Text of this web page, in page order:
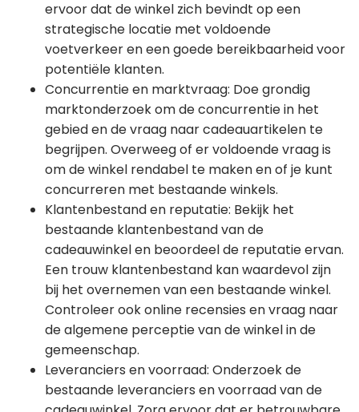
ervoor dat de winkel zich bevindt op een
strategische locatie met voldoende
voetverkeer en een goede bereikbaarheid voor
potentiële klanten.
Concurrentie en marktvraag: Doe grondig
marktonderzoek om de concurrentie in het
gebied en de vraag naar cadeauartikelen te
begrijpen. Overweeg of er voldoende vraag is
om de winkel rendabel te maken en of je kunt
concurreren met bestaande winkels.
Klantenbestand en reputatie: Bekijk het
bestaande klantenbestand van de
cadeauwinkel en beoordeel de reputatie ervan.
Een trouw klantenbestand kan waardevol zijn
bij het overnemen van een bestaande winkel.
Controleer ook online recensies en vraag naar
de algemene perceptie van de winkel in de
gemeenschap.
Leveranciers en voorraad: Onderzoek de
bestaande leveranciers en voorraad van de